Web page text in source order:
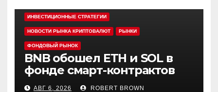
ИНВЕСТИЦИОННЫЕ СТРАТЕГИИ
НОВОСТИ РЫНКА КРИПТОВАЛЮТ РЫНКИ
ФОНДОВЫЙ РЫНОК
BNB обошел ETH и SOL в
фонде смарт-контрактов
Grayscale
АВГ 6, 2026 ROBERT BROWN